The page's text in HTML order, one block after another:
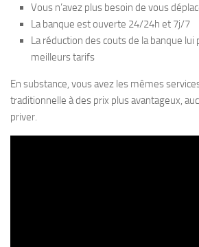
Vous n’avez plus besoin de vous
La banque est ouverte 24/24h et 7j/7
La réduction des couts de la banque lui
meilleurs tarifs
En substance, vous avez les mêmes
traditionnelle à des prix plus avantageux,
priver.